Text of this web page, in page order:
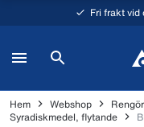
Fri frakt
Hem Webshop
Syradiskmedel, flytande